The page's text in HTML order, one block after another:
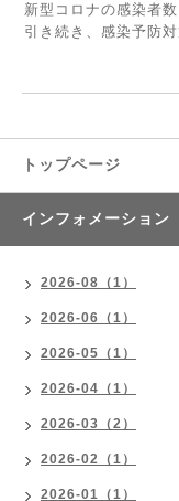
新型コロナの感染者
引き続き、感染予防
トップページ
インフォメーション
2026-08（1）
2026-06（1）
2026-05（1）
2026-04（1）
2026-03（2）
2026-02（1）
2026-01（1）